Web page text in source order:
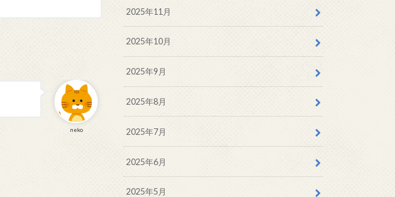
neko
2025年11月
2025年10月
2025年9月
2025年8月
2025年7月
2025年6月
2025年5月